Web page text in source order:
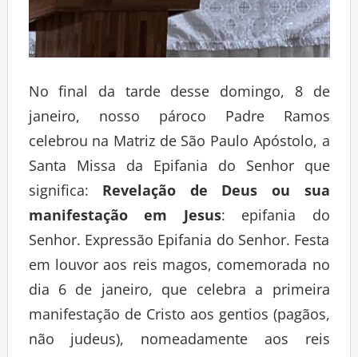
No final da tarde desse domingo, 8 de
janeiro, nosso pároco Padre Ramos
celebrou na Matriz de São Paulo Apóstolo, a
Santa Missa da Epifania do Senhor que
significa: Revelação de Deus ou sua
manifestação em Jesus: epifania do
Senhor. Expressão Epifania do Senhor. Festa
em louvor aos reis magos, comemorada no
dia 6 de janeiro, que celebra a primeira
manifestação de Cristo aos gentios (pagãos,
não judeus), nomeadamente aos reis